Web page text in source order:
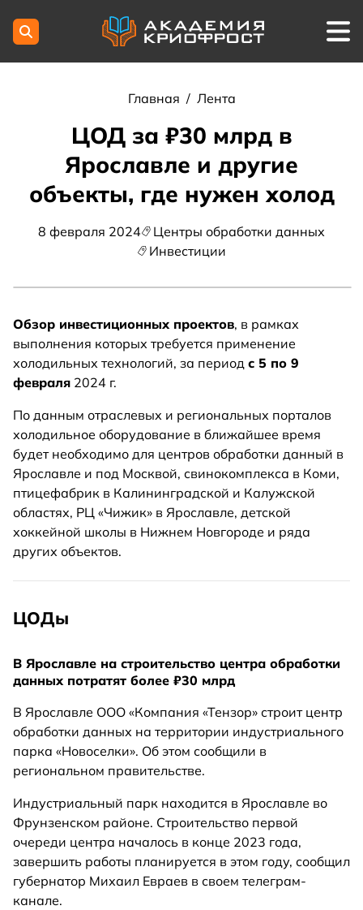
Главная / Лента
ЦОД за ₽30 млрд в
Ярославле и другие
объекты, где нужен холод
8 февраля 2024
Центры обработки данных
Инвестиции
Обзор инвестиционных проектов, в рамках
выполнения которых требуется применение
холодильных технологий, за период с 5 по 9
февраля 2024 г.
По данным отраслевых и региональных порталов
холодильное оборудование в ближайшее время
будет необходимо для центров обработки данный в
Ярославле и под Москвой, свинокомплекса в Коми,
птицефабрик в Калининградской и Калужской
областях, РЦ «Чижик» в Ярославле, детской
хоккейной школы в Нижнем Новгороде и ряда
других объектов.
ЦОДы
В Ярославле на строительство центра обработки
данных потратят более ₽30 млрд
В Ярославле ООО «Компания «Тензор» строит центр
обработки данных на территории индустриального
парка «Новоселки». Об этом сообщили в
региональном правительстве.
Индустриальный парк находится в Ярославле во
Фрунзенском районе. Строительство первой
очереди центра началось в конце 2023 года,
завершить работы планируется в этом году, сообщил
губернатор Михаил Евраев в своем телеграм-
канале.